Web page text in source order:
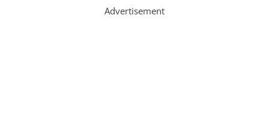
Advertisement